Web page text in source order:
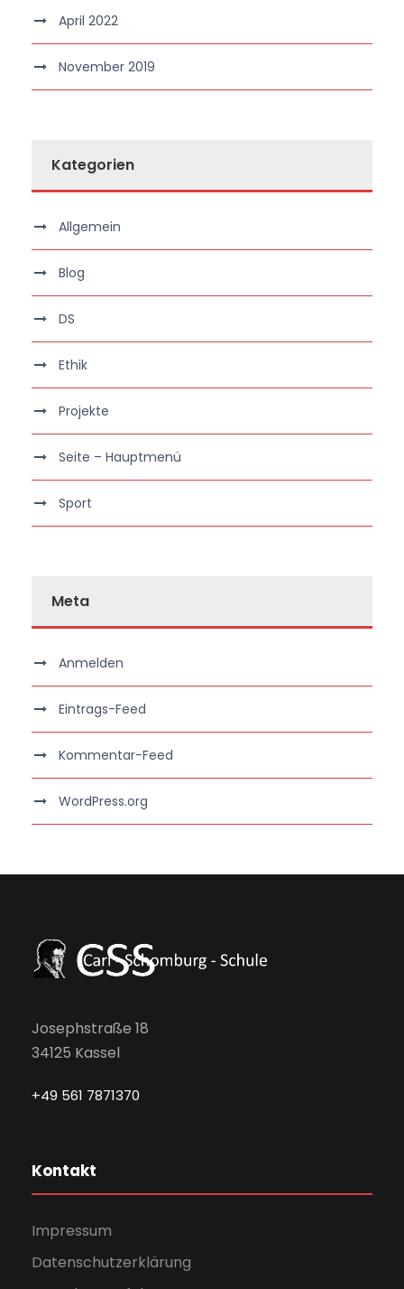
April 2022
November 2019
Kategorien
Allgemein
Blog
DS
Ethik
Projekte
Seite – Hauptmenü
Sport
Meta
Anmelden
Eintrags-Feed
Kommentar-Feed
WordPress.org
Josephstraße 18
34125 Kassel
+49 561 7871370
Kontakt
Impressum
Datenschutzerklärung